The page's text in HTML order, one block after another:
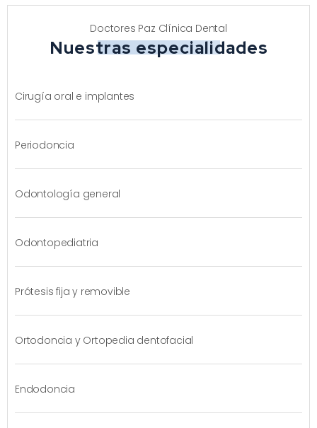
Doctores Paz Clínica Dental
Nuestras especialidades
Cirugía oral e implantes
Periodoncia
Odontología general
Odontopediatria
Prótesis fija y removible
Ortodoncia y Ortopedia dentofacial
Endodoncia